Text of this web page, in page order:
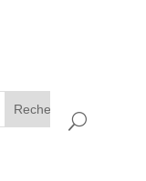
Rechercher